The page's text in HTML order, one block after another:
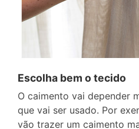
Escolha bem o tecido
O caimento vai depender
que vai ser usado. Por
vão trazer um caimento